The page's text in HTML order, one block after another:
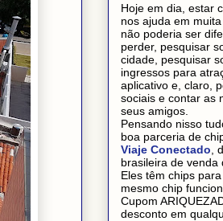
Hoje em dia, estar
nos ajuda em
não poderia ser
perder, pesquisar
cidade, pesquisar
ingressos para
aplicativo e, claro,
sociais e contar as
seus amigos.
Pensando nisso
boa parceria de
Viaje Conectado ,
brasileira de venda
Eles têm chips
mesmo chip
Cupom
desconto em